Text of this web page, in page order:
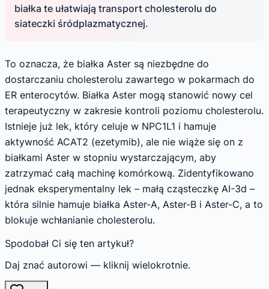
białka te ułatwiają transport cholesterolu do
siateczki śródplazmatycznej.
To oznacza, że białka Aster są niezbędne do
dostarczaniu cholesterolu zawartego w pokarmach do
ER enterocytów. Białka Aster mogą stanowić nowy cel
terapeutyczny w zakresie kontroli poziomu cholesterolu.
Istnieje już lek, który celuje w NPC1L1 i hamuje
aktywność ACAT2 (ezetymib), ale nie wiąże się on z
białkami Aster w stopniu wystarczającym, aby
zatrzymać całą machinę komórkową. Zidentyfikowano
jednak eksperymentalny lek – małą cząsteczkę AI-3d –
która silnie hamuje białka Aster-A, Aster-B i Aster-C, a to
blokuje wchłanianie cholesterolu.
Spodobał Ci się ten artykuł?
Daj znać autorowi — kliknij wielokrotnie.